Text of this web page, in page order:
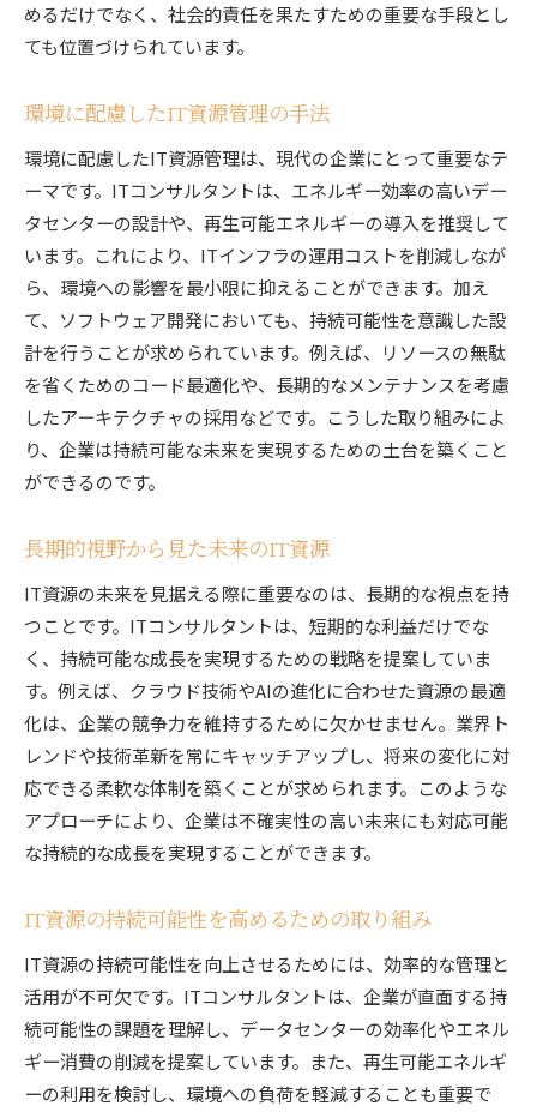
めるだけでなく、社会的責任を果たすための重要な手段とし
ても位置づけられています。
環境に配慮したIT資源管理の手法
環境に配慮したIT資源管理は、現代の企業にとって重要なテ
ーマです。ITコンサルタントは、エネルギー効率の高いデー
タセンターの設計や、再生可能エネルギーの導入を推奨して
います。これにより、ITインフラの運用コストを削減しなが
ら、環境への影響を最小限に抑えることができます。加え
て、ソフトウェア開発においても、持続可能性を意識した設
計を行うことが求められています。例えば、リソースの無駄
を省くためのコード最適化や、長期的なメンテナンスを考慮
したアーキテクチャの採用などです。こうした取り組みによ
り、企業は持続可能な未来を実現するための土台を築くこと
ができるのです。
長期的視野から見た未来のIT資源
IT資源の未来を見据える際に重要なのは、長期的な視点を持
つことです。ITコンサルタントは、短期的な利益だけでな
く、持続可能な成長を実現するための戦略を提案していま
す。例えば、クラウド技術やAIの進化に合わせた資源の最適
化は、企業の競争力を維持するために欠かせません。業界ト
レンドや技術革新を常にキャッチアップし、将来の変化に対
応できる柔軟な体制を築くことが求められます。このような
アプローチにより、企業は不確実性の高い未来にも対応可能
な持続的な成長を実現することができます。
IT資源の持続可能性を高めるための取り組み
IT資源の持続可能性を向上させるためには、効率的な管理と
活用が不可欠です。ITコンサルタントは、企業が直面する持
続可能性の課題を理解し、データセンターの効率化やエネル
ギー消費の削減を提案しています。また、再生可能エネルギ
ーの利用を検討し、環境への負荷を軽減することも重要で